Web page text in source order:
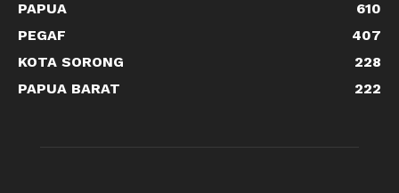
PAPUA
610
PEGAF
407
KOTA SORONG
228
PAPUA BARAT
222